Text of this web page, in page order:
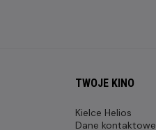
TWOJE KINO
Kielce Helios
Dane kontaktowe